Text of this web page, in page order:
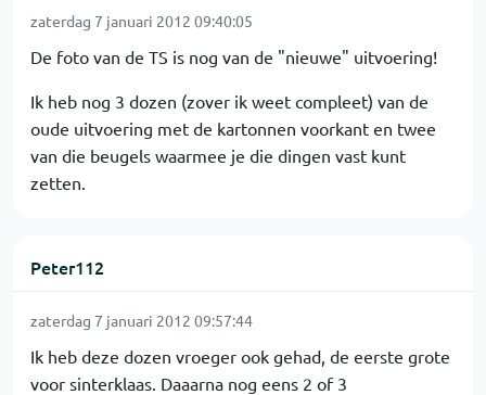
zaterdag 7 januari 2012 09:40:05
De foto van de TS is nog van de "nieuwe" uitvoering!
Ik heb nog 3 dozen (zover ik weet compleet) van de
oude uitvoering met de kartonnen voorkant en twee
van die beugels waarmee je die dingen vast kunt
zetten.
Peter112
zaterdag 7 januari 2012 09:57:44
Ik heb deze dozen vroeger ook gehad, de eerste grote
voor sinterklaas. Daaarna nog eens 2 of 3